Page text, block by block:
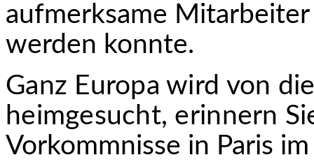
aufmerksame
werden konnte.
Ganz Europa wird von
heimgesucht, erinnern
Vorkommnisse in Paris